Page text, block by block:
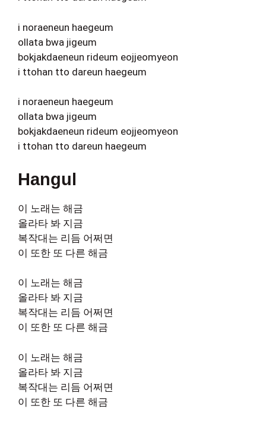
i noraeneun haegeum
ollata bwa jigeum
bokjakdaeneun rideum eojjeomyeon
i ttohan tto dareun haegeum
i noraeneun haegeum
ollata bwa jigeum
bokjakdaeneun rideum eojjeomyeon
i ttohan tto dareun haegeum
Hangul
이 노래는 해금
올라타 봐 지금
복작대는 리듬 어쩌면
이 또한 또 다른 해금
이 노래는 해금
올라타 봐 지금
복작대는 리듬 어쩌면
이 또한 또 다른 해금
이 노래는 해금
올라타 봐 지금
복작대는 리듬 어쩌면
이 또한 또 다른 해금